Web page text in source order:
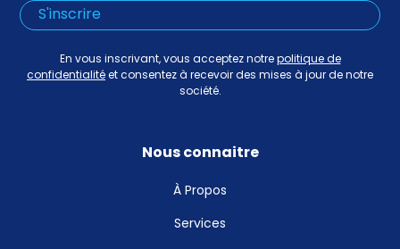
En vous inscrivant, vous acceptez notre politique de
confidentialité et consentez à recevoir des mises à jour de notre
société.
Nous connaitre
À Propos
Services